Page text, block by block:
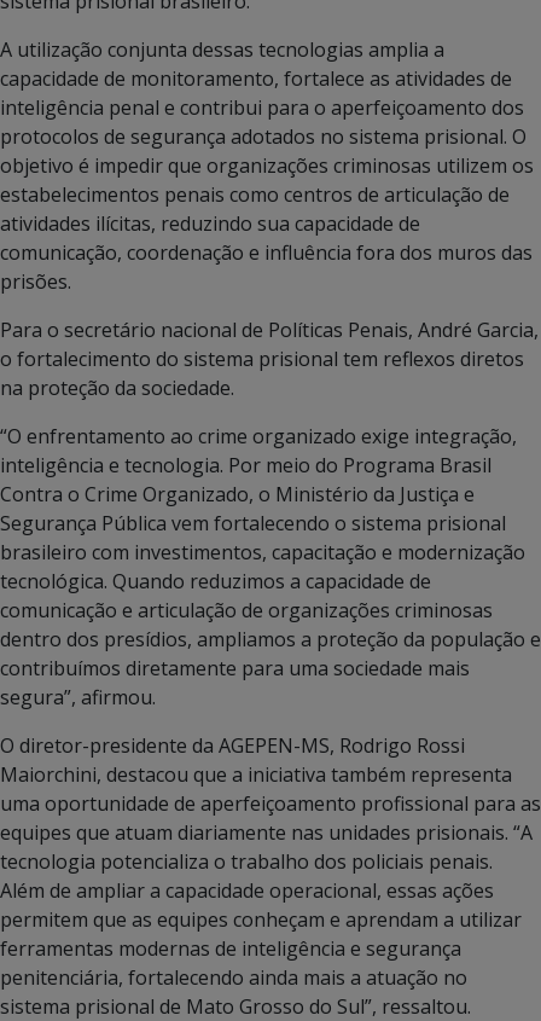
A utilização conjunta dessas tecnologias amplia a
capacidade de monitoramento, fortalece as atividades de
inteligência penal e contribui para o aperfeiçoamento dos
protocolos de segurança adotados no sistema prisional. O
objetivo é impedir que organizações criminosas utilizem os
estabelecimentos penais como centros de articulação de
atividades ilícitas, reduzindo sua capacidade de
comunicação, coordenação e influência fora dos muros das
prisões.
Para o secretário nacional de Políticas Penais, André Garcia,
o fortalecimento do sistema prisional tem reflexos diretos
na proteção da sociedade.
“O enfrentamento ao crime organizado exige integração,
inteligência e tecnologia. Por meio do Programa Brasil
Contra o Crime Organizado, o Ministério da Justiça e
Segurança Pública vem fortalecendo o sistema prisional
brasileiro com investimentos, capacitação e modernização
tecnológica. Quando reduzimos a capacidade de
comunicação e articulação de organizações criminosas
dentro dos presídios, ampliamos a proteção da população e
contribuímos diretamente para uma sociedade mais
segura”, afirmou.
O diretor-presidente da AGEPEN-MS, Rodrigo Rossi
Maiorchini, destacou que a iniciativa também representa
uma oportunidade de aperfeiçoamento profissional para as
equipes que atuam diariamente nas unidades prisionais. “A
tecnologia potencializa o trabalho dos policiais penais.
Além de ampliar a capacidade operacional, essas ações
permitem que as equipes conheçam e aprendam a utilizar
ferramentas modernas de inteligência e segurança
penitenciária, fortalecendo ainda mais a atuação no
sistema prisional de Mato Grosso do Sul”, ressaltou.